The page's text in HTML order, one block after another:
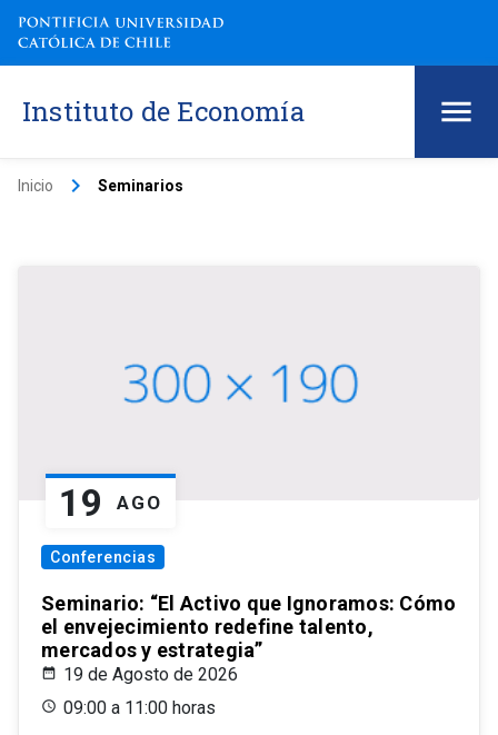
Instituto de Economía
Inicio keyboard_arrow_right Seminarios
19 AGO
Conferencias
Seminario: “El Activo que Ignoramos: Cómo
el envejecimiento redefine talento,
mercados y estrategia”
19 de Agosto de 2026
09:00 a 11:00 horas